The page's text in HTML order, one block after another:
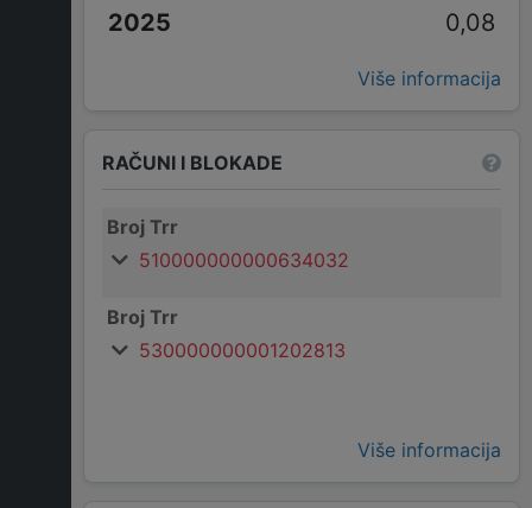
0,08
Više informacija
RAČUNI I BLOKADE
Broj Trr
510000000000634032
Broj Trr
530000000001202813
Više informacija